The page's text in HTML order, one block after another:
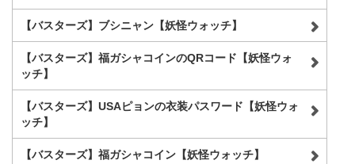
【バスターズ】ブシニャン【妖怪ウォッチ】
【バスターズ】福ガシャコインのQRコード【妖怪ウォ
ッチ】
【バスターズ】USAピョンの衣装パスワード【妖怪ウォ
ッチ】
【バスターズ】福ガシャコイン【妖怪ウォッチ】